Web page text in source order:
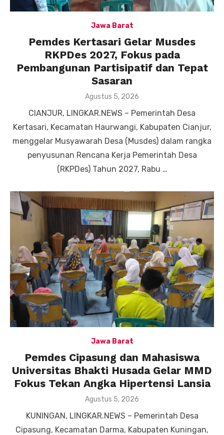
Jawa Barat
Pemdes Kertasari Gelar Musdes
RKPDes 2027, Fokus pada
Pembangunan Partisipatif dan Tepat
Sasaran
Posted
Agustus 5, 2026
CIANJUR, LINGKAR.NEWS – Pemerintah Desa
Kertasari, Kecamatan Haurwangi, Kabupaten Cianjur,
menggelar Musyawarah Desa (Musdes) dalam rangka
penyusunan Rencana Kerja Pemerintah Desa
(RKPDes) Tahun 2027, Rabu …
Jawa Barat
Pemdes Cipasung dan Mahasiswa
Universitas Bhakti Husada Gelar MMD
Fokus Tekan Angka Hipertensi Lansia
Posted
Agustus 5, 2026
KUNINGAN, LINGKAR.NEWS – Pemerintah Desa
Cipasung, Kecamatan Darma, Kabupaten Kuningan,